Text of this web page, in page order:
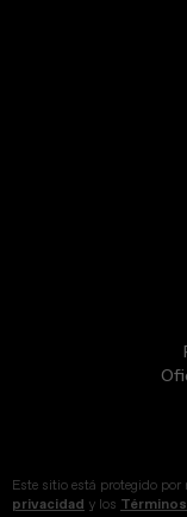
Este sitio está protegido por
privacidad y los